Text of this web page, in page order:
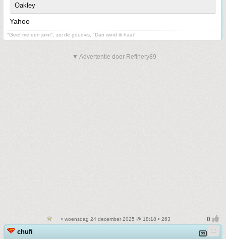
Oakley
Yahoo
"Geef me een joint", zei de goudvis, "Dan word ik haai"
▼ Advertentie door Refinery89
• woensdag 24 december 2025 @ 18:18 • 263
chufi